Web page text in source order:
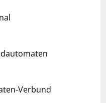
Verbund